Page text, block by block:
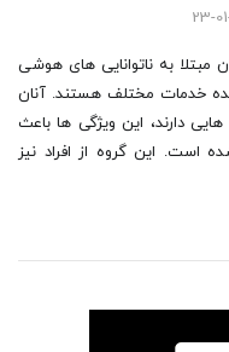
مبتلا به ناتوانایی های هوشی
خدمات مختلف هستند. آنان
هایی دارند، این ویژگی ها باعث
است. این گروه از افراد نیز